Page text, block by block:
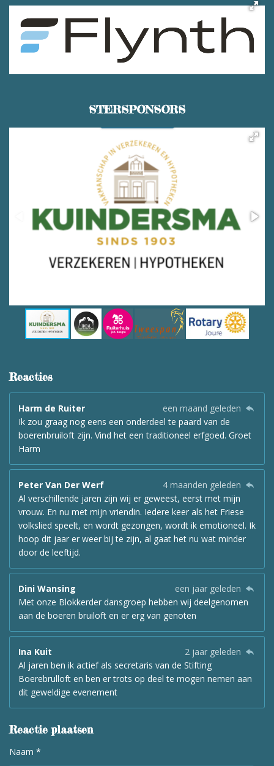
STERSPONSORS
Reacties
Harm de Ruiter
een maand geleden
Ik zou graag nog eens een onderdeel te paard van de
boerenbruiloft zijn. Vind het een traditioneel erfgoed. Groet
Harm
Peter Van Der Werf
4 maanden geleden
Al verschillende jaren zijn wij er geweest, eerst met mijn
vrouw. En nu met mijn vriendin. Iedere keer als het Friese
volkslied speelt, en wordt gezongen, wordt ik emotioneel. Ik
hoop dit jaar er weer bij te zijn, al gaat het nu wat minder
door de leeftijd.
Dini Wansing
een jaar geleden
Met onze Blokkerder dansgroep hebben wij deelgenomen
aan de boeren bruiloft en er erg van genoten
Ina Kuit
2 jaar geleden
Al jaren ben ik actief als secretaris van de Stifting
Boerebrulloft en ben er trots op deel te mogen nemen aan
dit geweldige evenement
Reactie plaatsen
Naam *